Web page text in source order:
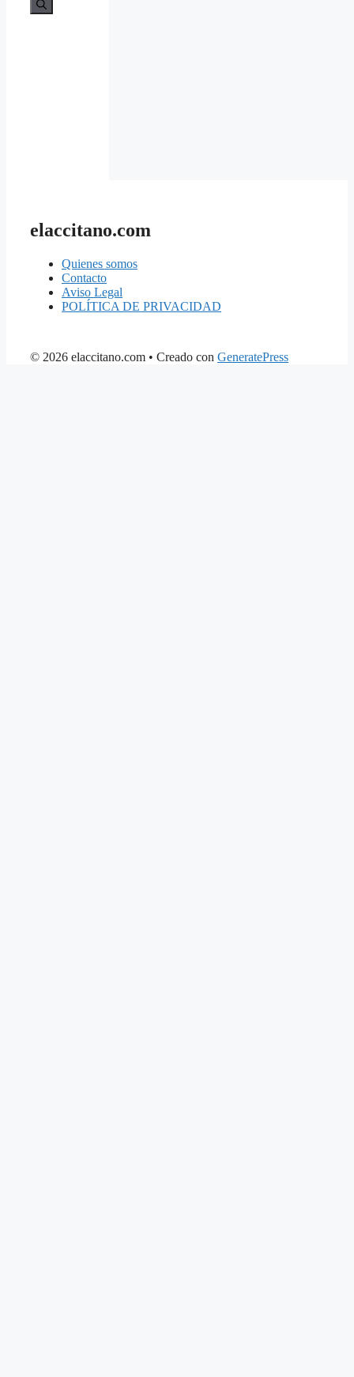
elaccitano.com
Quienes somos
Contacto
Aviso Legal
POLÍTICA DE PRIVACIDAD
© 2026 elaccitano.com • Creado con GeneratePress